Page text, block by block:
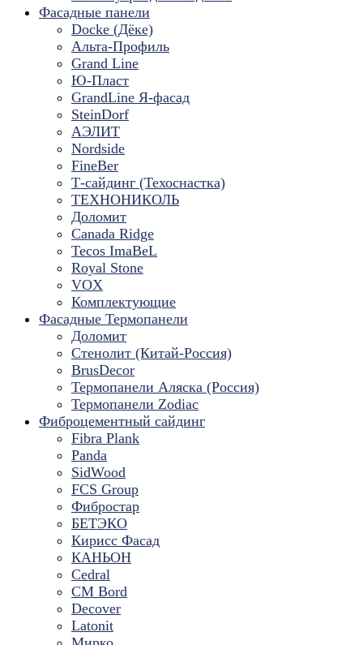
Фасадные панели
Docke (Дёке)
Альта-Профиль
Grand Line
Ю-Пласт
GrandLine Я-фасад
SteinDorf
АЭЛИТ
Nordside
FineBer
Т-сайдинг (Техоснастка)
ТЕХНОНИКОЛЬ
Доломит
Canada Ridge
Tecos ImaBeL
Royal Stone
VOX
Комплектующие
Фасадные Термопанели
Доломит
Стенолит (Китай-Россия)
BrusDecor
Термопанели Аляска (Россия)
Термопанели Zodiac
Фиброцементный сайдинг
Fibra Plank
Panda
SidWood
FCS Group
Фибростар
БЕТЭКО
Кирисс Фасад
КАНЬОН
Cedral
CM Bord
Decover
Latonit